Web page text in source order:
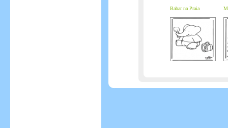
Babar na Praia